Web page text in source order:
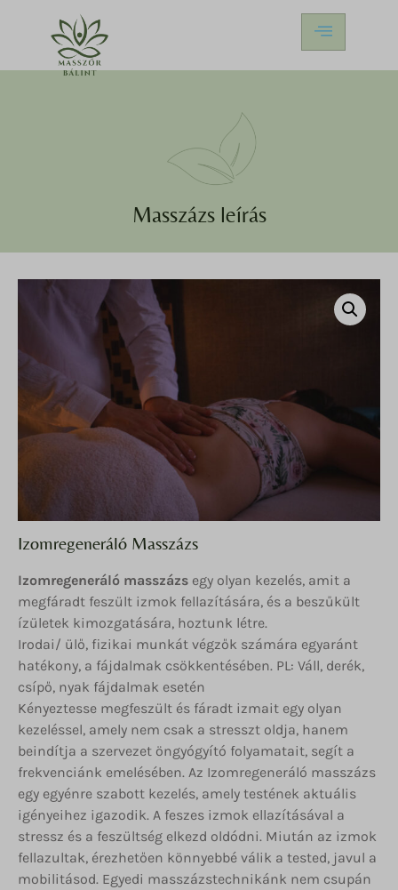
Masszázs leírás
Izomregeneráló Masszázs
Izomregeneráló masszázs egy olyan kezelés, amit a
megfáradt feszült izmok fellazítására, és a beszűkült
ízületek kimozgatására, hoztunk létre.
Irodai/ ülő, fizikai munkát végzők számára egyaránt
hatékony, a fájdalmak csökkentésében. PL: Váll, derék,
csípő, nyak fájdalmak esetén
Kényeztesse megfeszült és fáradt izmait egy olyan
kezeléssel, amely nem csak a stresszt oldja, hanem
beindítja a szervezet öngyógyító folyamatait, segít a
frekvenciánk emelésében. Az Izomregeneráló masszázs
egy egyénre szabott kezelés, amely testének aktuális
igényeihez igazodik. A feszes izmok ellazításával a
stressz és a feszültség elkezd oldódni. Miután az izmok
fellazultak, érezhetően könnyebbé válik a tested, javul a
mobilitásod. Egyedi masszázstechnikánk nem csupán